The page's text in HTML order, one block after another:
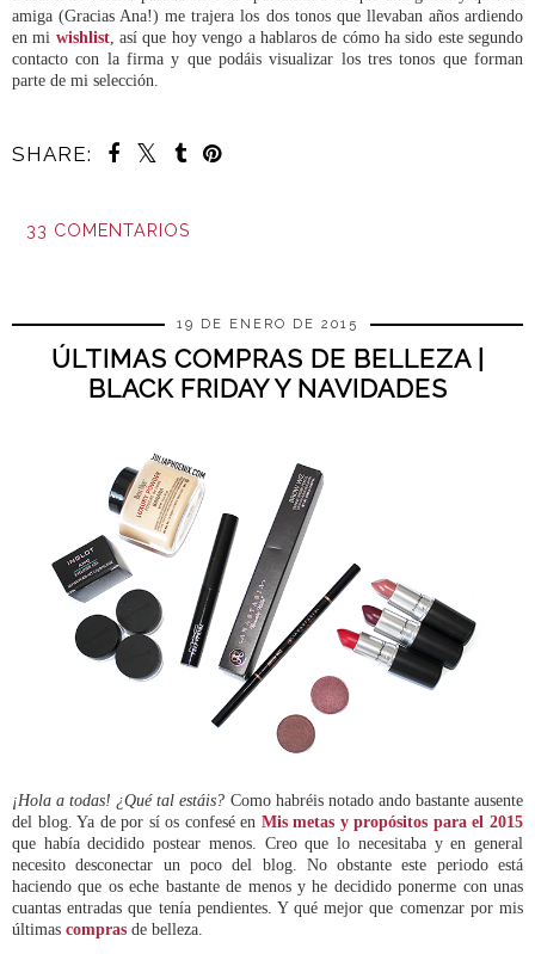
amiga (Gracias Ana!) me trajera los dos tonos que llevaban años ardiendo
en mi wishlist, así que hoy vengo a hablaros de cómo ha sido este segundo
contacto con la firma y que podáis visualizar los tres tonos que forman
parte de mi selección.
SHARE:
33 COMENTARIOS
19 DE ENERO DE 2015
ÚLTIMAS COMPRAS DE BELLEZA |
BLACK FRIDAY Y NAVIDADES
¡Hola a todas! ¿Qué tal estáis? Como habréis notado ando bastante ausente
del blog. Ya de por sí os confesé en Mis metas y propósitos para el 2015
que había decidido postear menos. Creo que lo necesitaba y en general
necesito desconectar un poco del blog. No obstante este periodo está
haciendo que os eche bastante de menos y he decidido ponerme con unas
cuantas entradas que tenía pendientes. Y qué mejor que comenzar por mis
últimas compras de belleza.